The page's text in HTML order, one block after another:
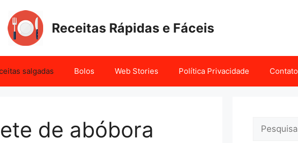
Receitas Rápidas e Fáceis
salgadas Bolos Web Stories Política Privacidade Contato
de abóbora
Pesquisar